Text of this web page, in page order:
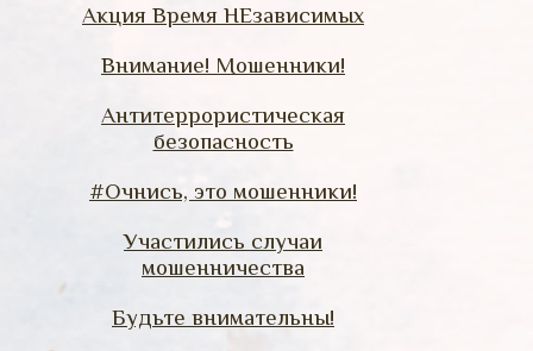
Акция Время НЕзависимых
Внимание! Мошенники!
Антитеррористическая
безопасность
#Очнись, это мошенники!
Участились случаи
мошенничества
Будьте внимательны!